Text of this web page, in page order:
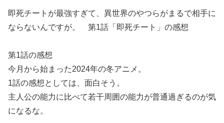
即死チートが最強すぎて、異世界のやつらがまるで相手に
ならないんですが。 第1話「即死チート」の感想
第1話の感想
今月から始まった2024年の冬アニメ。
1話の感想としては、面白そう。
主人公の能力に比べて若干周囲の能力が普通過ぎるのが気
になるな。